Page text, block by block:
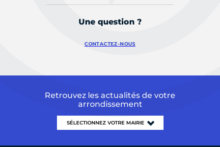
Une question ?
CONTACTEZ-NOUS
Retrouvez les actualités de votre
arrondissement